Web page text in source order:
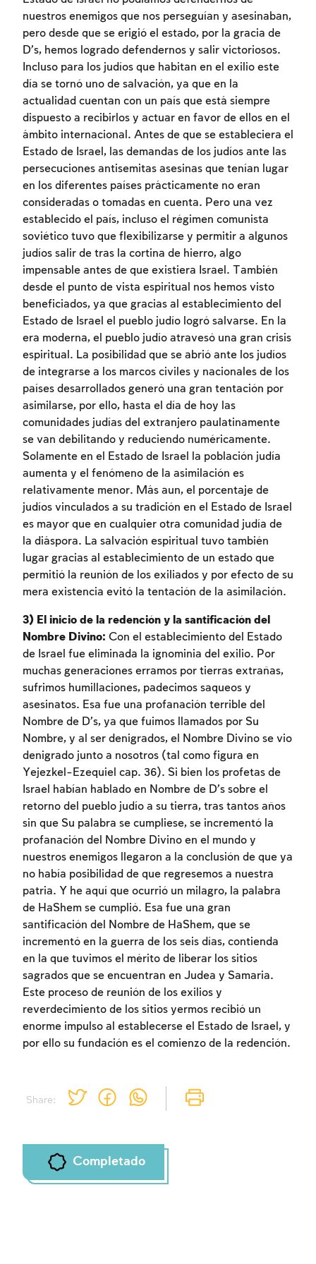
Share:
nuestros enemigos que nos perseguían y asesinaban,
pero desde que se erigió el estado, por la gracia de
D’s, hemos logrado defendernos y salir victoriosos.
Incluso para los judíos que habitan en el exilio este
día se tornó uno de salvación, ya que en la
actualidad cuentan con un país que está siempre
dispuesto a recibirlos y actuar en favor de ellos en el
ámbito internacional. Antes de que se estableciera el
Estado de Israel, las demandas de los judíos ante las
persecuciones antisemitas asesinas que tenían lugar
en los diferentes países prácticamente no eran
consideradas o tomadas en cuenta. Pero una vez
establecido el país, incluso el régimen comunista
soviético tuvo que flexibilizarse y permitir a algunos
judíos salir de tras la cortina de hierro, algo
impensable antes de que existiera Israel. También
desde el punto de vista espiritual nos hemos visto
beneficiados, ya que gracias al establecimiento del
Estado de Israel el pueblo judío logró salvarse. En la
era moderna, el pueblo judío atravesó una gran crisis
espiritual. La posibilidad que se abrió ante los judíos
de integrarse a los marcos civiles y nacionales de los
países desarrollados generó una gran tentación por
asimilarse, por ello, hasta el día de hoy las
comunidades judías del extranjero paulatinamente
se van debilitando y reduciendo numéricamente.
Solamente en el Estado de Israel la población judía
aumenta y el fenómeno de la asimilación es
relativamente menor. Más aun, el porcentaje de
judíos vinculados a su tradición en el Estado de Israel
es mayor que en cualquier otra comunidad judía de
la diáspora. La salvación espiritual tuvo también
lugar gracias al establecimiento de un estado que
permitió la reunión de los exiliados y por efecto de su
mera existencia evitó la tentación de la asimilación.
3) El inicio de la redención y la santificación del
Nombre Divino: Con el establecimiento del Estado
de Israel fue eliminada la ignominia del exilio. Por
muchas generaciones erramos por tierras extrañas,
sufrimos humillaciones, padecimos saqueos y
asesinatos. Esa fue una profanación terrible del
Nombre de D’s, ya que fuimos llamados por Su
Nombre, y al ser denigrados, el Nombre Divino se vio
denigrado junto a nosotros (tal como figura en
Yejezkel-Ezequiel cap. 36). Si bien los profetas de
Israel habían hablado en Nombre de D’s sobre el
retorno del pueblo judío a su tierra, tras tantos años
sin que Su palabra se cumpliese, se incrementó la
profanación del Nombre Divino en el mundo y
nuestros enemigos llegaron a la conclusión de que ya
no había posibilidad de que regresemos a nuestra
patria. Y he aquí que ocurrió un milagro, la palabra
de HaShem se cumplió. Esa fue una gran
santificación del Nombre de HaShem, que se
incrementó en la guerra de los seis días, contienda
en la que tuvimos el mérito de liberar los sitios
sagrados que se encuentran en Judea y Samaria.
Este proceso de reunión de los exilios y
reverdecimiento de los sitios yermos recibió un
enorme impulso al establecerse el Estado de Israel, y
por ello su fundación es el comienzo de la redención.
Completado
Inscripcion requerida
Para marcar lo estudiado debe conectarse
a su cuenta o inscribirse.
Inscripcion Conectarse